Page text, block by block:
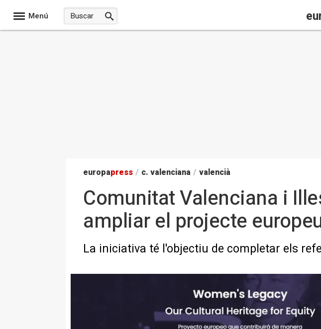
Menú
europapress / c. valenciana / valencià
Comunitat Valenciana i
ampliar el projecte
La iniciativa té l'objectiu de completar els